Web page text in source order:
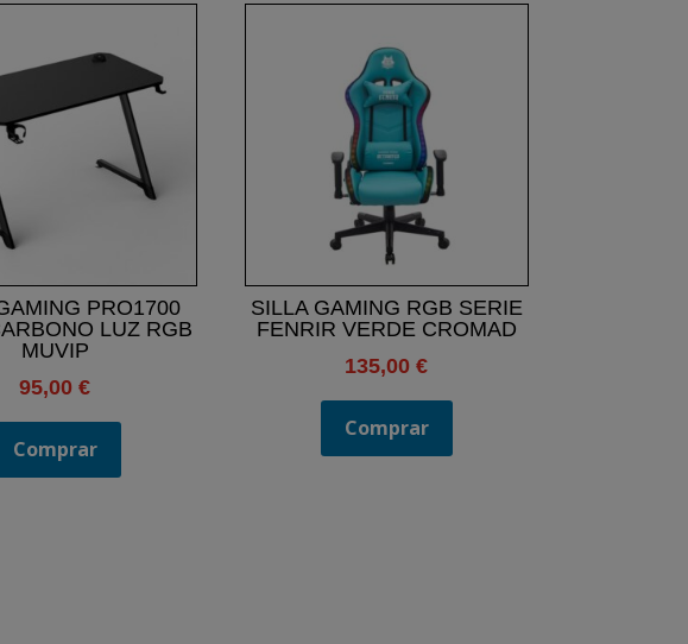
PRO1700
LUZ RGB
MUVIP
95,00€
Comprar
SILLA GAMING RGB SERIE
FENRIR VERDE CROMAD
135,00€
Comprar